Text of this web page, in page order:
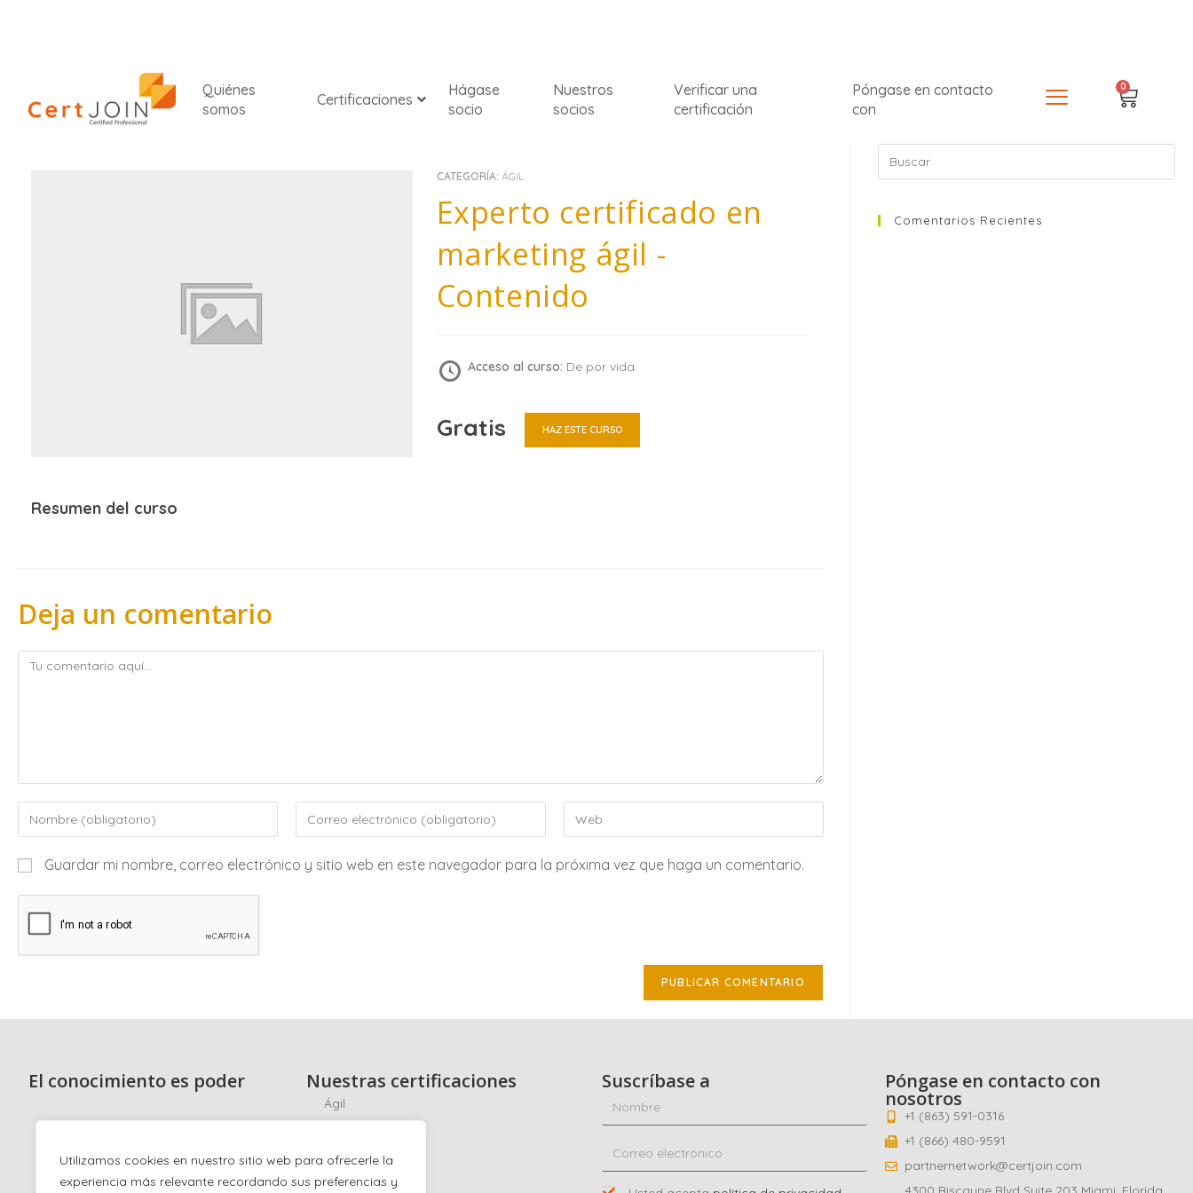
Utilizamos cookies en nuestro sitio web para ofrecerle la
experiencia más relevante recordando sus preferencias y
Quiénes
somos
Certificaciones
Hágase
socio
Nuestros
socios
Verificar una
certificación
Póngase en contacto
con
0
CATEGORÍA: ÁGIL
Experto certificado en
marketing ágil -
Contenido
Acceso al curso: De por vida
Gratis HAZ ESTE CURSO
Resumen del curso
Deja un comentario
Guardar mi nombre, correo electrónico y sitio web en este navegador para la próxima vez que haga un comentario.
Comentarios Recientes
El conocimiento es poder Nuestras certificaciones
Ágil
Ciberseguridad
Hacking ético
Suscríbase a Póngase en contacto con
nosotros
+1 (863) 591-0316
+1 (866) 480-9591
partnernetwork@certjoin.com